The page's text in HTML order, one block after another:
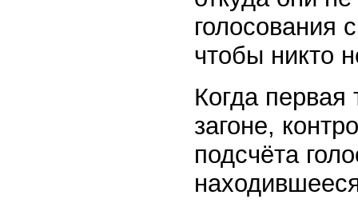
голосования
чтобы никто
Когда первая
загоне,
подсчёта